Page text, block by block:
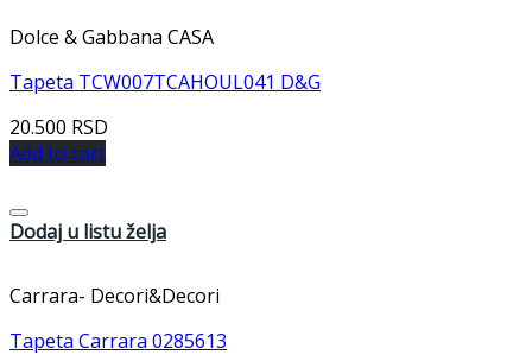
Dolce & Gabbana CASA
Tapeta TCW007TCAHOUL041 D&G
20.500 RSD
Add to cart
Dodaj u listu želja
Carrara- Decori&Decori
Tapeta Carrara 0285613